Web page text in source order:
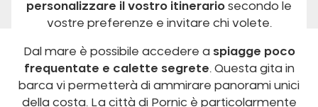
personalizzare il vostro itinerario secondo le
vostre preferenze e invitare chi volete.
Dal mare è possibile accedere a spiagge poco
frequentate e calette segrete. Questa gita in
barca vi permetterà di ammirare panorami unici
della costa. La città di Pornic è particolarmente